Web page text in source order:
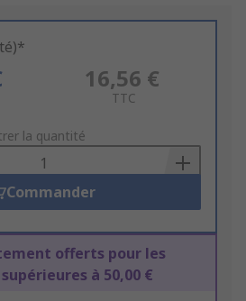
16,56 €
TTC
la quantité
Commander
offerts pour les
à 50,00 €